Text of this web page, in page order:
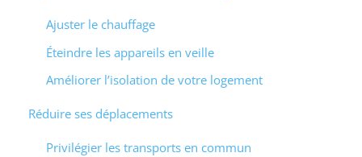
Ajuster le chauffage
Éteindre les appareils en veille
Améliorer l’isolation de votre logement
Réduire ses déplacements
Privilégier les transports en commun